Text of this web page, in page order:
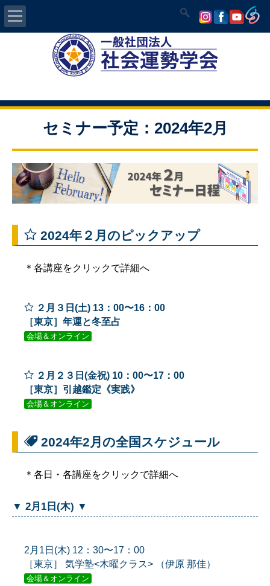
気学/易 セミナー
講師の紹介
開運MAPS
セミナー予定：2024年2月
2024年２月のピックアップ
＊各講座をクリックで詳細へ
２月３日(土) 13：00〜16：00
［東京］年運と冬至占
会場＆オンライン
２月２３日(金祝) 10：00〜17：00
［東京］引越鑑定《実践》
会場＆オンライン
2024年2月の全国スケジュール
＊各日・各講座をクリックで詳細へ
▼ 2月1日(木) ▼
2月1日(木) 12：30〜17：00
［東京］ 気学塾<木曜クラス> （伊原 那佳）
会場＆オンライン